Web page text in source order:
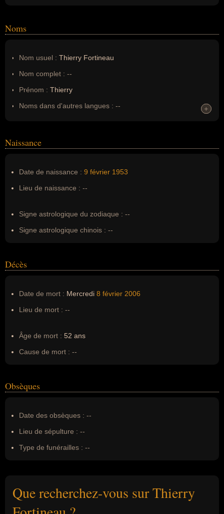
Noms
Nom usuel : Thierry Fortineau
Nom complet : --
Prénom : Thierry
Noms dans d'autres langues : --
Nom de famille :Fortineau
+
+
Naissance
Date de naissance : 9 février 1953
Lieu de naissance : --
Signe astrologique du zodiaque : --
Signe astrologique chinois : --
Décès
Date de mort : Mercredi 8 février 2006
Lieu de mort : --
Âge de mort : 52 ans
Cause de mort : --
Obsèques
Date des obsèques : --
Lieu de sépulture : --
Type de funérailles : --
Que recherchez-vous sur Thierry